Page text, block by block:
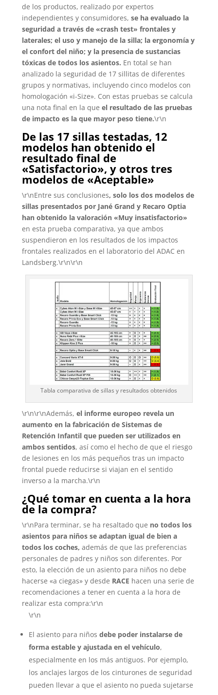
de los productos, realizado por expertos
independientes y consumidores, se ha evaluado la
seguridad a través de «crash test» frontales y
laterales; el uso y manejo de la silla; la ergonomía y
el confort del niño; y la presencia de sustancias
tóxicas de todos los asientos. En total se han
analizado la seguridad de 17 sillitas de diferentes
grupos y normativas, incluyendo cinco modelos con
homologación «i-Size». Con estas pruebas se calcula
una nota final en la que el resultado de las pruebas
de impacto es la que mayor peso tiene.\r\n
De las 17 sillas testadas, 12
modelos han obtenido el
resultado final de
«Satisfactorio», y otros tres
modelos de «Aceptable»
\r\nEntre sus conclusiones, solo los dos modelos de
sillas presentados por Jané Grand y Recaro Optia
han obtenido la valoración «Muy insatisfactorio»
en esta prueba comparativa, ya que ambos
suspendieron en los resultados de los impactos
frontales realizados en el laboratorio del ADAC en
Landsberg.\r\n\r\n
Tabla comparativa de sillas y resultados obtenidos
\r\n\r\nAdemás, el informe europeo revela un
aumento en la fabricación de Sistemas de
Retención Infantil que pueden ser utilizados en
ambos sentidos, así como el hecho de que el riesgo
de lesiones en los más pequeños tras un impacto
frontal puede reducirse si viajan en el sentido
inverso a la marcha.\r\n
¿Qué tomar en cuenta a la hora
de la compra?
\r\nPara terminar, se ha resaltado que no todos los
asientos para niños se adaptan igual de bien a
todos los coches, además de que las preferencias
personales de padres y niños son diferentes. Por
esto, la elección de un asiento para niños no debe
hacerse «a ciegas» y desde RACE hacen una serie de
recomendaciones a tener en cuenta a la hora de
realizar esta compra:\r\n
\r\n
El asiento para niños debe poder instalarse de
forma estable y ajustada en el vehículo,
especialmente en los más antiguos. Por ejemplo,
los anclajes largos de los cinturones de seguridad
pueden llevar a que el asiento no pueda sujetarse